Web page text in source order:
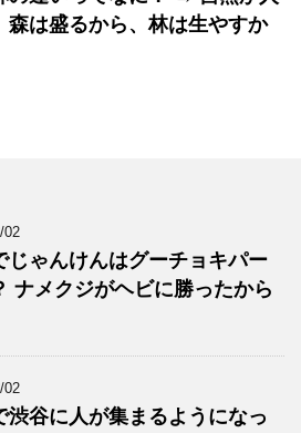
森は盛るから、林は生やすか
02
じゃんけんはグーチョキパー
ナメクジがヘビに勝ったから
02
渋谷に人が集まるようになっ